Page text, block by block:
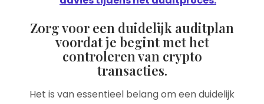
Zorg voor een duidelijk auditplan
voordat je begint met het
controleren van crypto
transacties.
Het is van essentieel belang om een duidelijk